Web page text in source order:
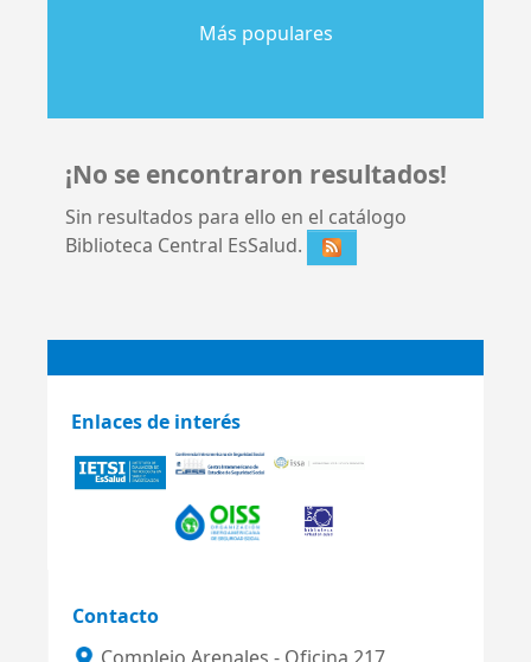
Más populares
¡No se encontraron resultados!
Sin resultados para ello en el catálogo
Biblioteca Central EsSalud.
Enlaces de interés
Contacto